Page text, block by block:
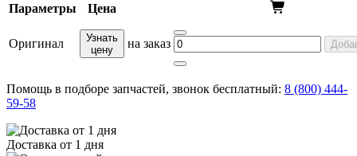
Параметры Цена
Оригинал
Узнать
цену
на заказ
Помощь в подборе запчастей, звонок бесплатный: 8 (800) 444-
59-58
Доставка от 1 дня